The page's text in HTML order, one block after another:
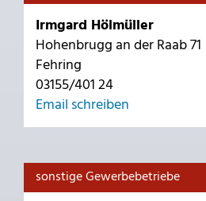
Irmgard Hölmüller
Hohenbrugg an der Raab 71
Fehring
03155/401 24
Email schreiben
sonstige Gewerbebetriebe